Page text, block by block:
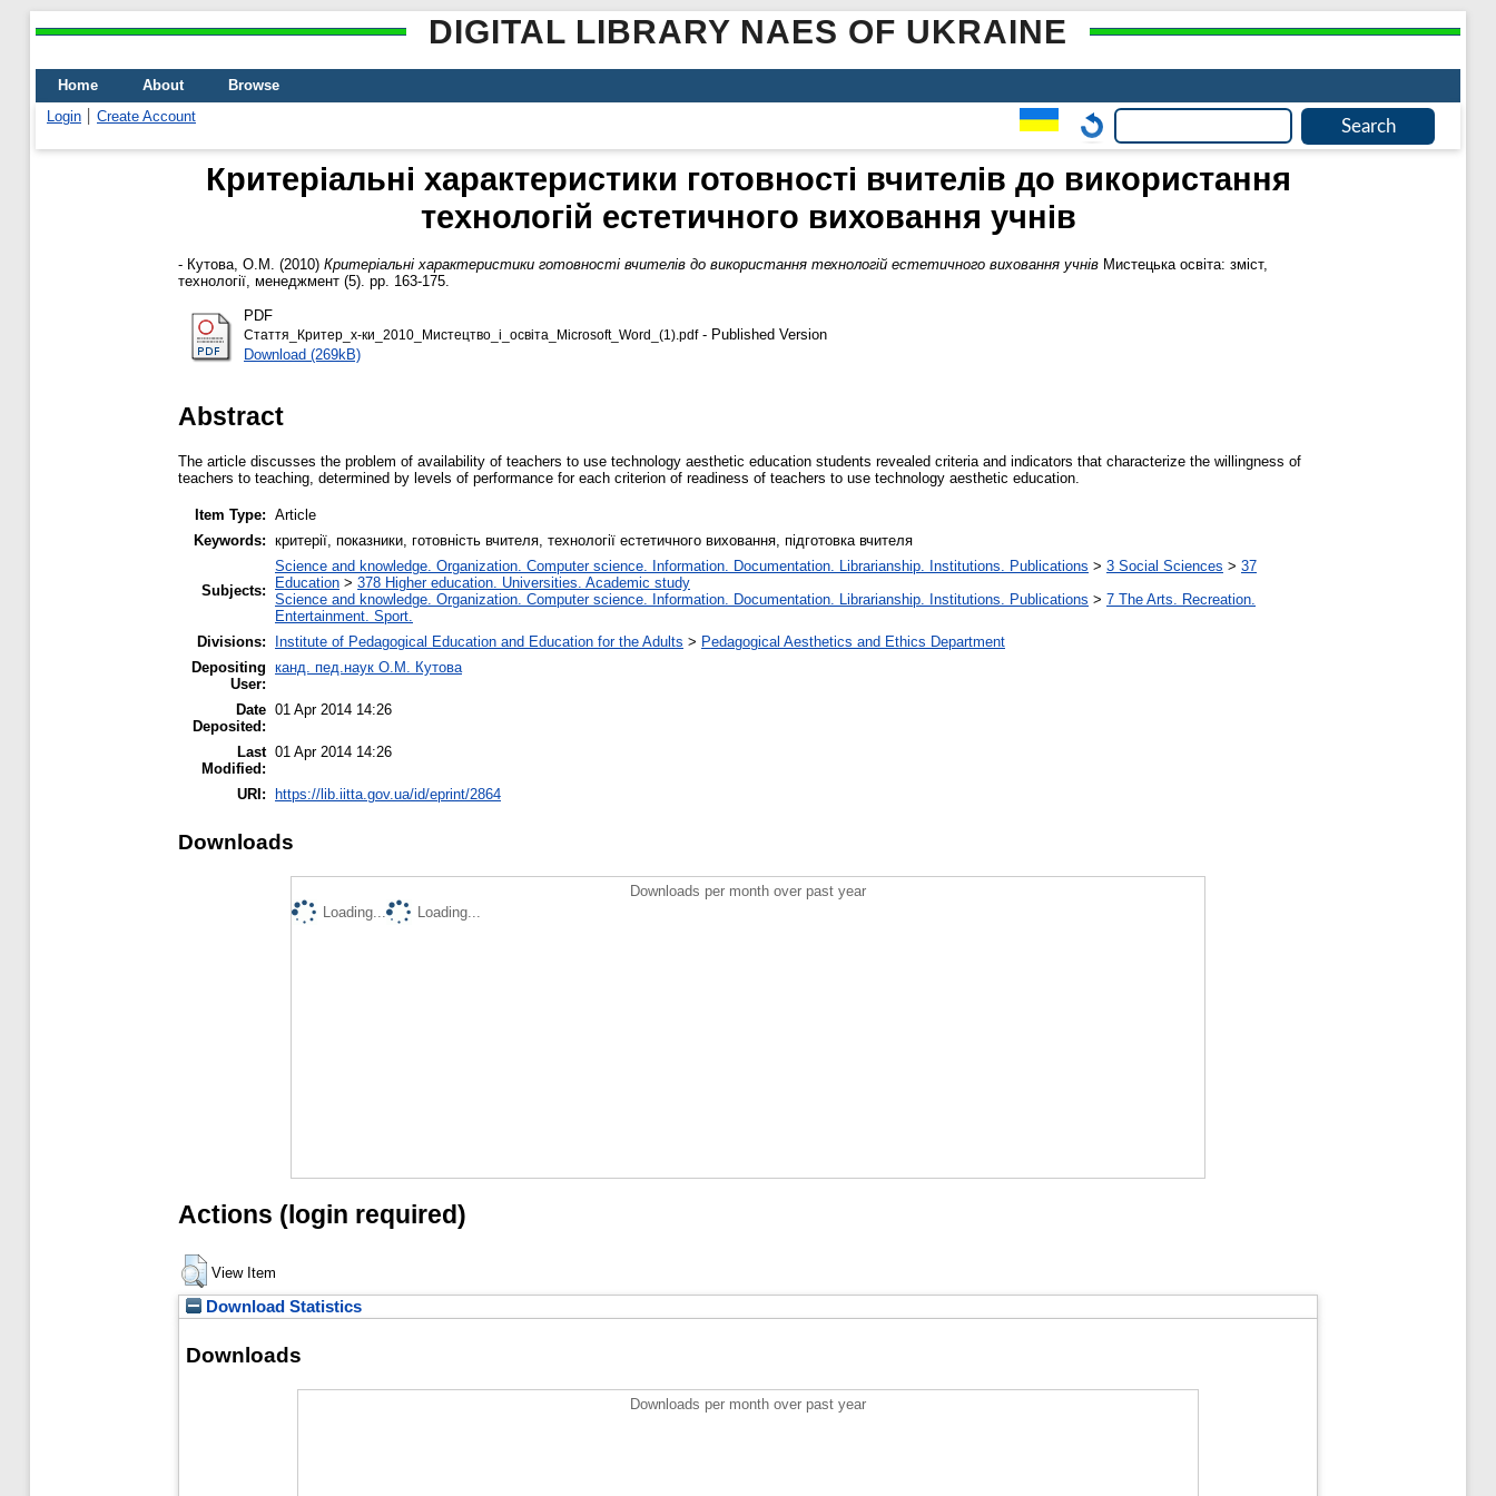
DIGITAL LIBRARY NAES OF UKRAINE
Home About
Browse
Login
Create Account
Критеріальні характеристики готовності вчителів до використання
технологій естетичного виховання учнів
- Кутова, О.М. (2010) Критеріальні характеристики готовності вчителів до використання технологій естетичного виховання учнів Мистецька освіта: зміст,
технології, менеджмент (5). pp. 163-175.
PDF
Cтаття_Критер_х-ки_2010_Мистецтво_і_освіта_Microsoft_Word_(1).pdf- Published Version
Download (269kB)
Abstract
The article discusses the problem of availability of teachers to use technology aesthetic education students revealed criteria and indicators that characterize the willingness of
teachers to teaching, determined by levels of performance for each criterion of readiness of teachers to use technology aesthetic education.
Item Type: Article
Keywords: критерії, показники, готовність вчителя, технології естетичного виховання, підготовка вчителя
Subjects:
Science and knowledge. Organization. Computer science. Information. Documentation. Librarianship. Institutions. Publications > 3 Social Sciences > 37
Education > 378 Higher education. Universities. Academic study
Science and knowledge. Organization. Computer science. Information. Documentation. Librarianship. Institutions. Publications > 7 The Arts. Recreation.
Entertainment. Sport.
Divisions:
Institute of Pedagogical Education and Education for the Adults > Pedagogical Aesthetics and Ethics Department
Depositing
User:
канд. пед.наук О.М. Кутова
Date
Deposited:
01 Apr 2014 14:26
Last
Modified:
01 Apr 2014 14:26
URI: https://lib.iitta.gov.ua/id/eprint/2864
Downloads
Downloads per month over past year
Loading...
Loading...
Actions (login required)
View Item
Download Statistics
Downloads
Downloads per month over past year